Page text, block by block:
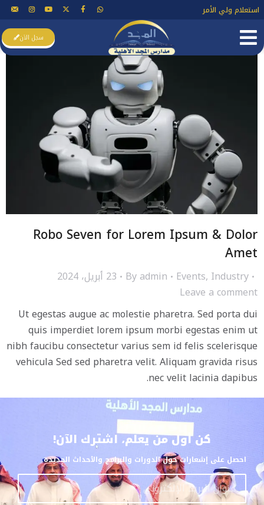
استعلام ولي الأمر
سجل الآن
Robo Seven for Lorem Ipsum & Dolor
Amet
Events, Industry
Byadmin
23 أبريل، 2024
Leave a comment
Ut egestas augue ac molestie pharetra. Sed porta dui
quis imperdiet lorem ipsum morbi egestas enim ut
nibh faucibu consectetur varius sem id felis scelerisque
vehicula Sed sed pharetra velit. Aliquam gravida risus
nec velit lacinia dapibus.
كن أول من يعلم، اشترك الآن!
احصل على إشعارات حول الدورات والبرامج والأحداث الجديدة.